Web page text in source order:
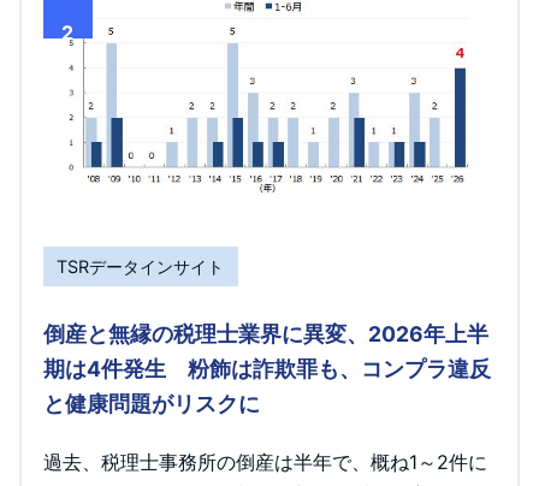
2
TSRデータインサイト
倒産と無縁の税理士業界に異変、2026年上半
期は4件発生 粉飾は詐欺罪も、コンプラ違反
と健康問題がリスクに
過去、税理士事務所の倒産は半年で、概ね1～2件に